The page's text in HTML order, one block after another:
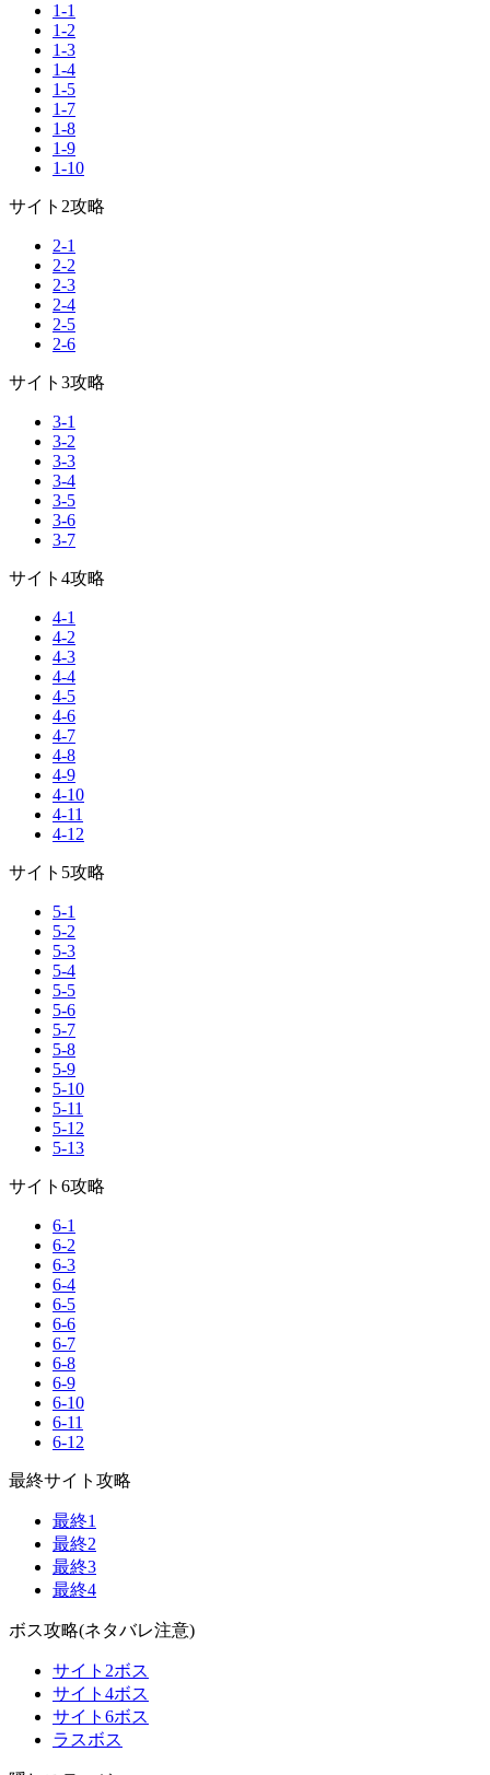
1-1
1-2
1-3
1-4
1-5
1-7
1-8
1-9
1-10
サイト2攻略
2-1
2-2
2-3
2-4
2-5
2-6
サイト3攻略
3-1
3-2
3-3
3-4
3-5
3-6
3-7
サイト4攻略
4-1
4-2
4-3
4-4
4-5
4-6
4-7
4-8
4-9
4-10
4-11
4-12
サイト5攻略
5-1
5-2
5-3
5-4
5-5
5-6
5-7
5-8
5-9
5-10
5-11
5-12
5-13
サイト6攻略
6-1
6-2
6-3
6-4
6-5
6-6
6-7
6-8
6-9
6-10
6-11
6-12
最終サイト攻略
最終1
最終2
最終3
最終4
ボス攻略(ネタバレ注意)
サイト2ボス
サイト4ボス
サイト6ボス
ラスボス